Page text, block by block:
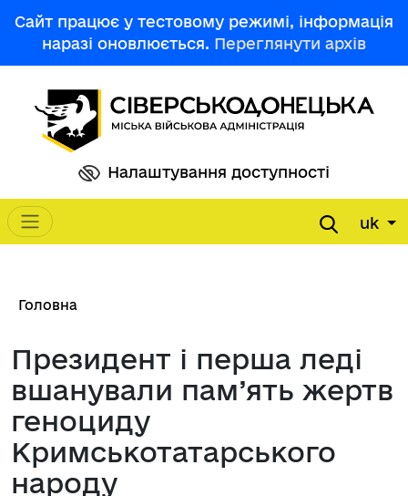
Сайт працює у тестовому режимі, інформація
наразі оновлюється. Переглянути архів
Налаштування доступності
Main navigation uk
Рядок навіґації
Головна
Президент і перша леді
вшанували пам’ять жертв
геноциду
Кримськотатарського
народу